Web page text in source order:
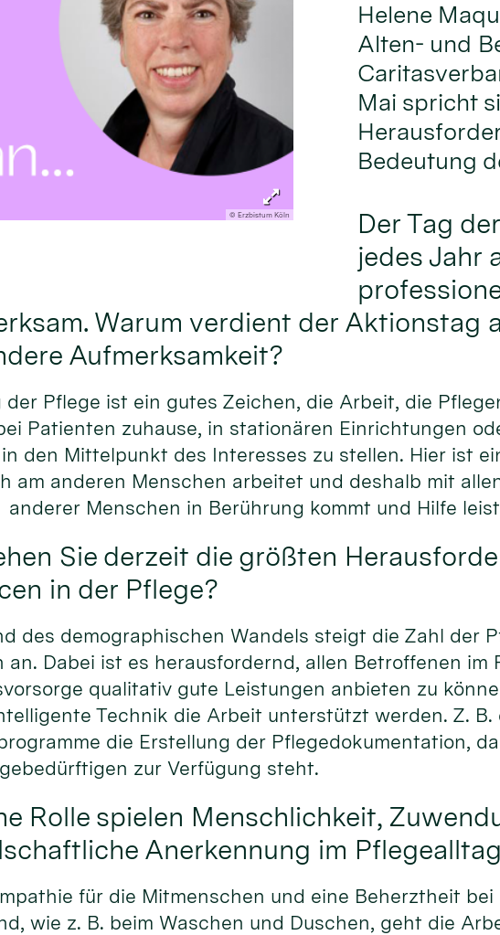
© Erzbistum Köln
Helene
Alten- und
Mai spricht
Bedeutung
Der Tag
jedes Jahr
Warum verdient der Aktionstag
Aufmerksamkeit?
der Pflege ist ein gutes Zeichen, die Arbeit, die
Patienten zuhause, in stationären Einrichtungen
den Mittelpunkt des Interesses zu stellen. Hier ist
am anderen Menschen arbeitet und deshalb mit
anderer Menschen in Berührung kommt und Hilfe
Sie derzeit die größten
in der Pflege?
des demographischen Wandels steigt die Zahl der
an. Dabei ist es herausfordernd, allen Betroffenen im
qualitativ gute Leistungen anbieten zu
Technik die Arbeit unterstützt werden. Z. B.
die Erstellung der Pflegedokumentation,
zur Verfügung steht.
Rolle spielen Menschlichkeit,
Anerkennung im
für die Mitmenschen und eine Beherztheit
wie z. B. beim Waschen und Duschen, geht die